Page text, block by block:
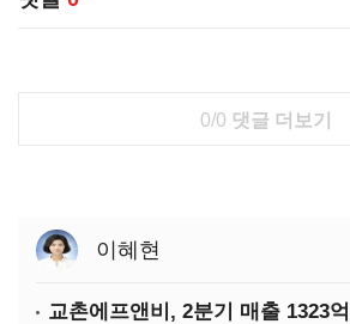
0/0 댓글 더보기
이혜현